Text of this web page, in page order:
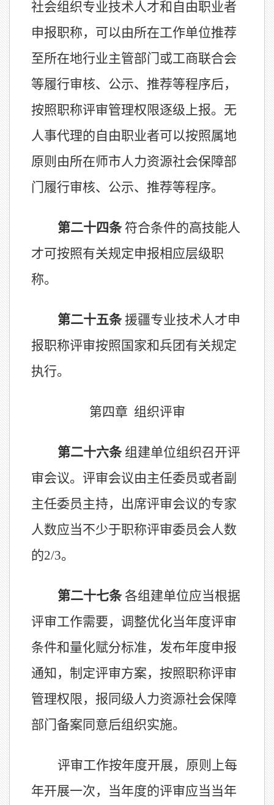
社会组织专业技术人才和自由职业者
申报职称，可以由所在工作单位推荐
至所在地行业主管部门或工商联合会
等履行审核、公示、推荐等程序后，
按照职称评审管理权限逐级上报。无
人事代理的自由职业者可以按照属地
原则由所在师市人力资源社会保障部
门履行审核、 公示、推荐等程序。
第二十四条 符合条件的高技能人
才可按照有关规定申报相应层级职
称。
第二十五条 援疆专业技术人才申
报职称评审按照国家和兵团有关规定
执行。
第四章 组织评审
第二十六条 组建单位组织召开评
审会议。评审会议由主任委员或者副
主任委员主持，出席评审会议的专家
人数应当不少于职称评审委员会人数
的2/3。
第二十七条 各组建单位应当根据
评审工作需要， 调整优化当年度评审
条件和量化赋分标准， 发布年度申报
通知， 制定评审方案， 按照职称评审
管理权限， 报同级人力资源社会保障
部门备案同意后组织实施。
评审工作按年度开展，原则上每
年开展一次，当年度的评审应当当年